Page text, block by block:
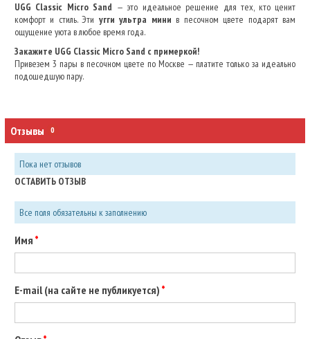
UGG Classic Micro Sand — это идеальное решение для тех, кто ценит
комфорт и стиль. Эти угги ультра мини в песочном цвете подарят вам
ощущение уюта в любое время года.
Закажите UGG Classic Micro Sand с примеркой!
Привезем 3 пары в песочном цвете по Москве — платите только за идеально
подошедшую пару.
Отзывы 0
Пока нет отзывов
ОСТАВИТЬ ОТЗЫВ
Все поля обязательны к заполнению
Имя
E-mail (на сайте не публикуется)